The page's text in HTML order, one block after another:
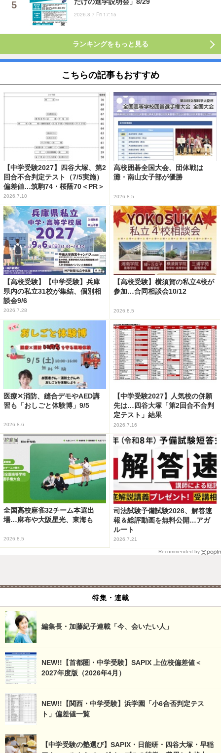
2026.8.7 Fri 17:15
ランキングをもっと見る
こちらの記事もおすすめ
【中学受験2027】四谷大塚、第2
回合不合判定テスト（7/5実施）
偏差値…筑駒74・桜蔭70＜PR＞
2026.7.10
高校囲碁全国大会、団体戦は
灘・南山女子部が優勝
2026.8.5
【高校受験】【中学受験】兵庫
県内の私立31校が集結、個別相
談会9/6
2026.7.28
【高校受験】横須賀の私立4校が
参加…合同相談会10/12
2026.8.5
医療✕消防、縫合デモやAED講
習も「おしごと体験博」9/5
2026.8.6
【中学受験2027】人気校の併願
先は…四谷大塚「第2回合不合判
定テスト」結果
2026.7.16
全国高校麻雀32チーム本選出
場…麻布や大阪星光、東海も
2026.8.5
司法試験予備試験2026、解答速
報＆総評動画を無料公開…アガ
ルート
2026.7.21
Recommended by
特集・連載
編集長・加藤紀子連載「今、会いたい人」
NEW!!【首都圏・中学受験】SAPIX 上位校偏差値＜
2027年度版（2026年4月）
NEW!!【関西・中学受験】浜学園「小6合否判定テス
ト」偏差値一覧
【中学受験の塾選び】SAPIX・日能研・四谷大塚・早稲